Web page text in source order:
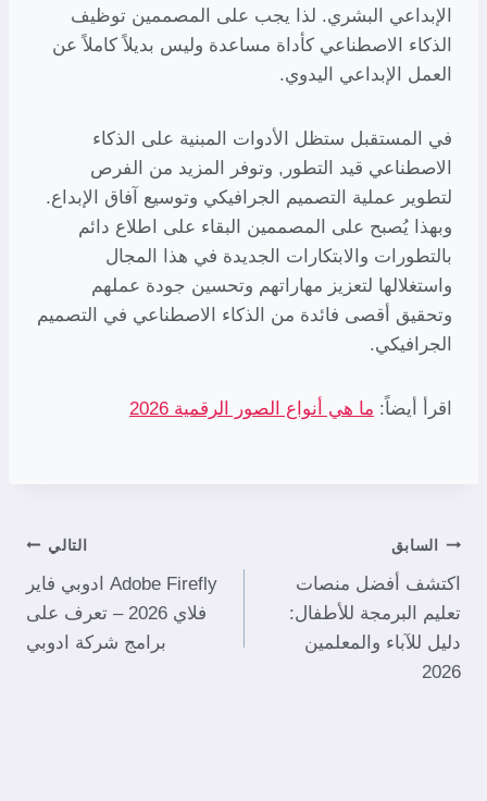
الإبداعي البشري. لذا يجب على المصممين توظيف
الذكاء الاصطناعي كأداة مساعدة وليس بديلاً كاملاً عن
العمل الإبداعي اليدوي.
في المستقبل ستظل الأدوات المبنية على الذكاء
الاصطناعي قيد التطور, وتوفر المزيد من الفرص
لتطوير عملية التصميم الجرافيكي وتوسيع آفاق الإبداع.
وبهذا يُصبح على المصممين البقاء على اطلاع دائم
بالتطورات والابتكارات الجديدة في هذا المجال
واستغلالها لتعزيز مهاراتهم وتحسين جودة عملهم
وتحقيق أقصى فائدة من الذكاء الاصطناعي في التصميم
الجرافيكي.
اقرأ أيضاً: ما هي أنواع الصور الرقمية 2026
السابق
اكتشف أفضل منصات
تعليم البرمجة للأطفال:
دليل للآباء والمعلمين
2026
التالي
Adobe Firefly ادوبي فاير
فلاي 2026 – تعرف على
برامج شركة ادوبي